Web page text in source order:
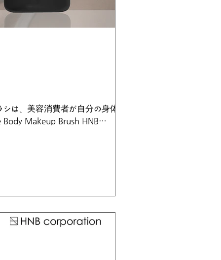
は、美容消費者が自分の身体を
Body Makeup Brush HNB